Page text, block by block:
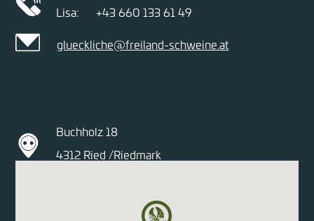
Lisa:
+43 660 133 61 49
glueckliche@freiland-schweine.at
Buchholz 18
4312 Ried /Riedmark